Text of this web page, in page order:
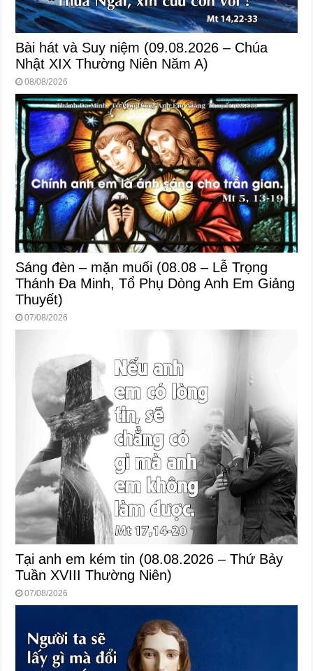
Bài hát và Suy niệm (09.08.2026 – Chúa
Nhật XIX Thường Niên Năm A)
08/08/2026
Sáng đèn – mặn muối (08.08 – Lễ Trọng
Thánh Đa Minh, Tổ Phụ Dòng Anh Em Giảng
Thuyết)
07/08/2026
Tại anh em kém tin (08.08.2026 – Thứ Bảy
Tuần XVIII Thường Niên)
07/08/2026